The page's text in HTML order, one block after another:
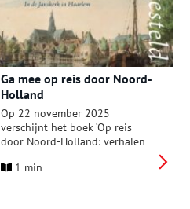
Ga mee op reis door Noord-
Holland
Op 22 november 2025
verschijnt het boek ‘Op reis
door Noord-Holland: verhalen
het Noord-Hollands Archief’.
1 min